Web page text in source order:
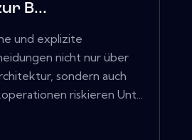
B...
und explizite
nicht nur über
sondern auch
riskieren Unt...